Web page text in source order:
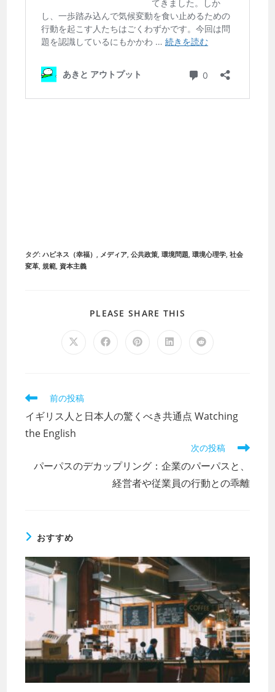
タグ:ハピネス（幸福）, メディア, 公共政策, 環境問題, 環境心理学, 社会
変革, 規範, 資本主義
PLEASE SHARE THIS
前の投稿
イギリス人と日本人の驚くべき共通点 Watching
the English
次の投稿
パーパスのデカップリング：企業のパーパスと、
経営者や従業員の行動との乖離
おすすめ